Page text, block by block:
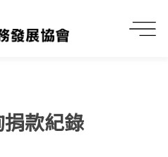
捐款紀錄